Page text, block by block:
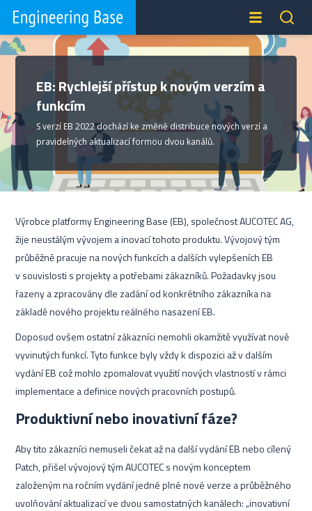
EB: Rychlejší přístup k novým verzím a
funkcím
S verzí EB 2022 dochází ke změně distribuce nových verzí a
pravidelných aktualizací formou dvou kanálů.
Výrobce platformy Engineering Base (EB), společnost AUCOTEC AG,
žije neustálým vývojem a inovací tohoto produktu. Vývojový tým
průběžně pracuje na nových funkcích a dalších vylepšeních EB
v souvislosti s projekty a potřebami zákazníků. Požadavky jsou
řazeny a zpracovány dle zadání od konkrétního zákazníka na
základě nového projektu reálného nasazení EB.
Doposud ovšem ostatní zákazníci nemohli okamžitě využívat nově
vyvinutých funkcí. Tyto funkce byly vždy k dispozici až v dalším
vydání EB což mohlo zpomalovat využití nových vlastností v rámci
implementace a definice nových pracovních postupů.
Produktivní nebo inovativní fáze?
Aby tito zákazníci nemuseli čekat až na další vydání EB nebo cílený
Patch, přišel vývojový tým AUCOTEC s novým konceptem
založeným na ročním vydání jedné plné nové verze a průběžného
uvolňování aktualizací ve dvou samostatných kanálech: „inovativní